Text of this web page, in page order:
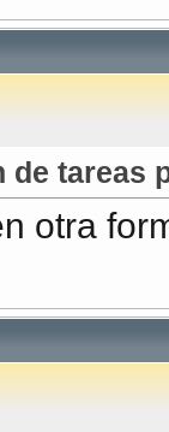
de tareas
otra